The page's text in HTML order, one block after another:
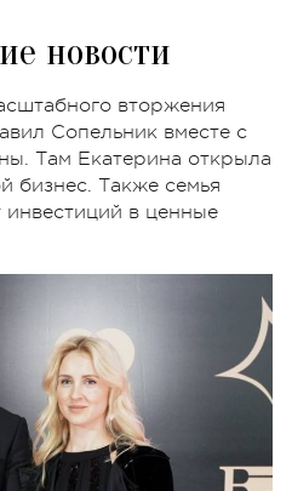
новости
вторжения
Сопельник вместе с
Там Екатерина открыла
бизнес. Также семья
инвестиций в ценные